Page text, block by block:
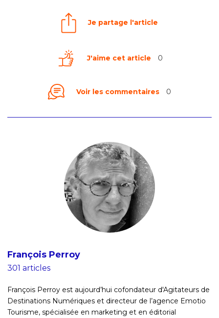
Je partage l'article
J'aime cet article 0
Voir les commentaires 0
François Perroy
301 articles
François Perroy est aujourd’hui cofondateur d'Agitateurs de
Destinations Numériques et directeur de l’agence Emotio
Tourisme, spécialisée en marketing et en éditorial